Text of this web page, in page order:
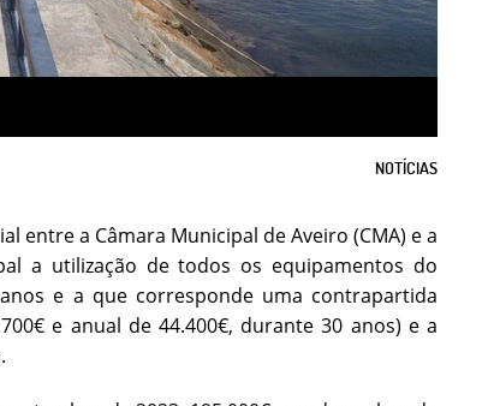
NOTÍCIAS
entre a Câmara Municipal de Aveiro (CMA) e a
a utilização de todos os equipamentos do
e a que corresponde uma contrapartida
e anual de 44.400€, durante 30 anos) e a